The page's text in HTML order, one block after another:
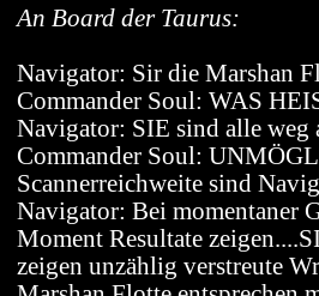
An Board der Taurus:
Navigator: Sir die Marshan
Commander Soul: WAS
Navigator: SIE sind alle weg
Commander Soul:
Scannerreichweite sind
Navigator: Bei momentaner
Moment Resultate
zeigen unzählig verstreute